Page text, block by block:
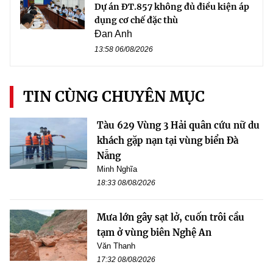
Dự án ĐT.857 không đủ điều kiện áp
dụng cơ chế đặc thù
Đan Anh
13:58 06/08/2026
TIN CÙNG CHUYÊN MỤC
Tàu 629 Vùng 3 Hải quân cứu nữ du
khách gặp nạn tại vùng biển Đà
Nẵng
Minh Nghĩa
18:33 08/08/2026
Mưa lớn gây sạt lở, cuốn trôi cầu
tạm ở vùng biên Nghệ An
Văn Thanh
17:32 08/08/2026